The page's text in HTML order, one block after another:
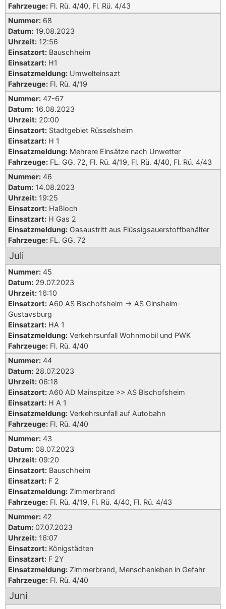
Fahrzeuge: Fl. Rü. 4/40, Fl. Rü. 4/43
Nummer: 68
Datum: 19.08.2023
Uhrzeit: 12:56
Einsatzort: Bauschheim
Einsatzart: H1
Einsatzmeldung: Umwelteinsazt
Fahrzeuge: Fl. Rü. 4/19
Nummer: 47-67
Datum: 16.08.2023
Uhrzeit: 20:00
Einsatzort: Stadtgebiet Rüsselsheim
Einsatzart: H 1
Einsatzmeldung: Mehrere Einsätze nach Unwetter
Fahrzeuge: FL. GG. 72, Fl. Rü. 4/19, Fl. Rü. 4/40, Fl. Rü. 4/43
Nummer: 46
Datum: 14.08.2023
Uhrzeit: 19:25
Einsatzort: Haßloch
Einsatzart: H Gas 2
Einsatzmeldung: Gasaustritt aus Flüssigsauerstoffbehälter
Fahrzeuge: FL. GG. 72
Juli
Nummer: 45
Datum: 29.07.2023
Uhrzeit: 16:10
Einsatzort: A60 AS Bischofsheim -> AS Ginsheim-
Gustavsburg
Einsatzart: HA 1
Einsatzmeldung: Verkehrsunfall Wohnmobil und PWK
Fahrzeuge: Fl. Rü. 4/40
Nummer: 44
Datum: 28.07.2023
Uhrzeit: 06:18
Einsatzort: A60 AD Mainspitze >> AS Bischofsheim
Einsatzart: H A 1
Einsatzmeldung: Verkehrsunfall auf Autobahn
Fahrzeuge: Fl. Rü. 4/40
Nummer: 43
Datum: 08.07.2023
Uhrzeit: 09:20
Einsatzort: Bauschheim
Einsatzart: F 2
Einsatzmeldung: Zimmerbrand
Fahrzeuge: Fl. Rü. 4/19, Fl. Rü. 4/40, Fl. Rü. 4/43
Nummer: 42
Datum: 07.07.2023
Uhrzeit: 16:07
Einsatzort: Königstädten
Einsatzart: F 2Y
Einsatzmeldung: Zimmerbrand, Menschenleben in Gefahr
Fahrzeuge: Fl. Rü. 4/40
Juni